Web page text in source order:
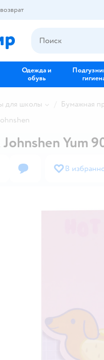
Одежда и
обувь
для школы Бумажная
Yum
В